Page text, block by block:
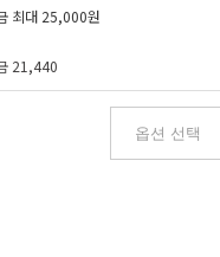
최대 25,000원
21,440